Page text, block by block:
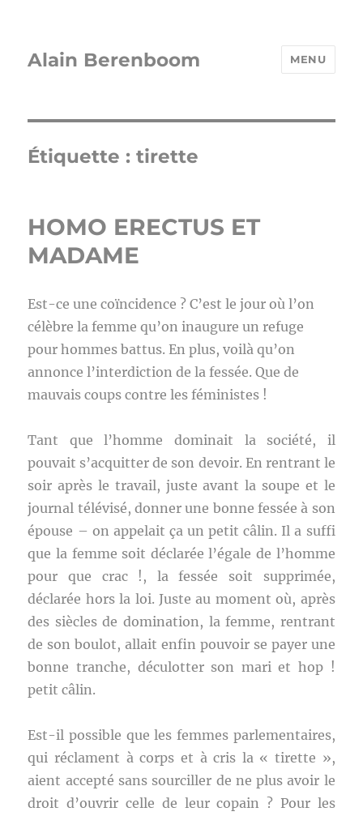
Alain Berenboom MENU
Étiquette :tirette
HOMO ERECTUS ET
MADAME
Est-ce une coïncidence ? C’est le jour où l’on
célèbre la femme qu’on inaugure un refuge
pour hommes battus. En plus, voilà qu’on
annonce l’interdiction de la fessée. Que de
mauvais coups contre les féministes !
Tant que l’homme dominait la société, il
pouvait s’acquitter de son devoir. En rentrant le
soir après le travail, juste avant la soupe et le
journal télévisé, donner une bonne fessée à son
épouse – on appelait ça un petit câlin. Il a suffi
que la femme soit déclarée l’égale de l’homme
pour que crac !, la fessée soit supprimée,
déclarée hors la loi. Juste au moment où, après
des siècles de domination, la femme, rentrant
de son boulot, allait enfin pouvoir se payer une
bonne tranche, déculotter son mari et hop !
petit câlin.
Est-il possible que les femmes parlementaires,
qui réclament à corps et à cris la « tirette »,
aient accepté sans sourciller de ne plus avoir le
droit d’ouvrir celle de leur copain ? Pour les